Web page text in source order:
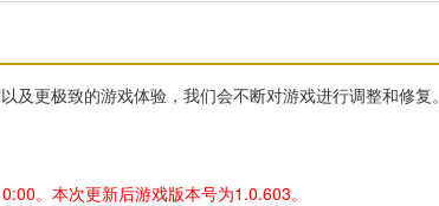
及更极致的游戏体验，我们会不断对游戏进行调整和修复。
。本次更新后游戏版本号为1.0.603。